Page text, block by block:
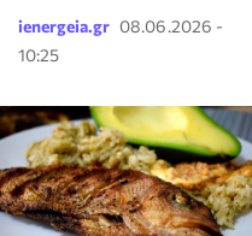
ienergeia.gr 08.06.2026 -
10:25